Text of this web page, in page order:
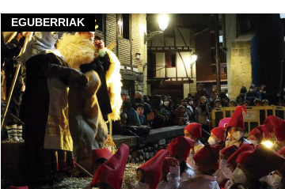
EGUBERRIAK